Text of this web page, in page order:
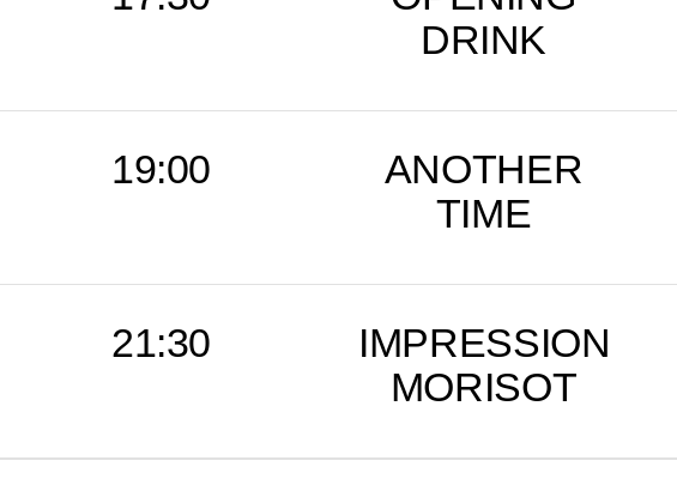
DRINK
19:00
ANOTHER
TIME
21:30
IMPRESSION
MORISOT